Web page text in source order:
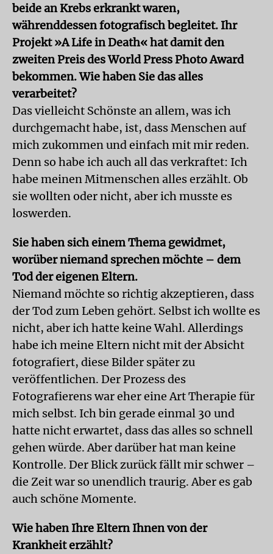
beide an Krebs erkrankt waren,
währenddessen fotografisch begleitet. Ihr
Projekt »A Life in Death« hat damit den
zweiten Preis des World Press Photo Award
bekommen. Wie haben Sie das alles
verarbeitet?
Das vielleicht Schönste an allem, was ich
durchgemacht habe, ist, dass Menschen auf
mich zukommen und einfach mit mir reden.
Denn so habe ich auch all das verkraftet: Ich
habe meinen Mitmenschen alles erzählt. Ob
sie wollten oder nicht, aber ich musste es
loswerden.
Sie haben sich einem Thema gewidmet,
worüber niemand sprechen möchte – dem
Tod der eigenen Eltern.
Niemand möchte so richtig akzeptieren, dass
der Tod zum Leben gehört. Selbst ich wollte es
nicht, aber ich hatte keine Wahl. Allerdings
habe ich meine Eltern nicht mit der Absicht
fotografiert, diese Bilder später zu
veröffentlichen. Der Prozess des
Fotografierens war eher eine Art Therapie für
mich selbst. Ich bin gerade einmal 30 und
hatte nicht erwartet, dass das alles so schnell
gehen würde. Aber darüber hat man keine
Kontrolle. Der Blick zurück fällt mir schwer –
die Zeit war so unendlich traurig. Aber es gab
auch schöne Momente.
Wie haben Ihre Eltern Ihnen von der
Krankheit erzählt?